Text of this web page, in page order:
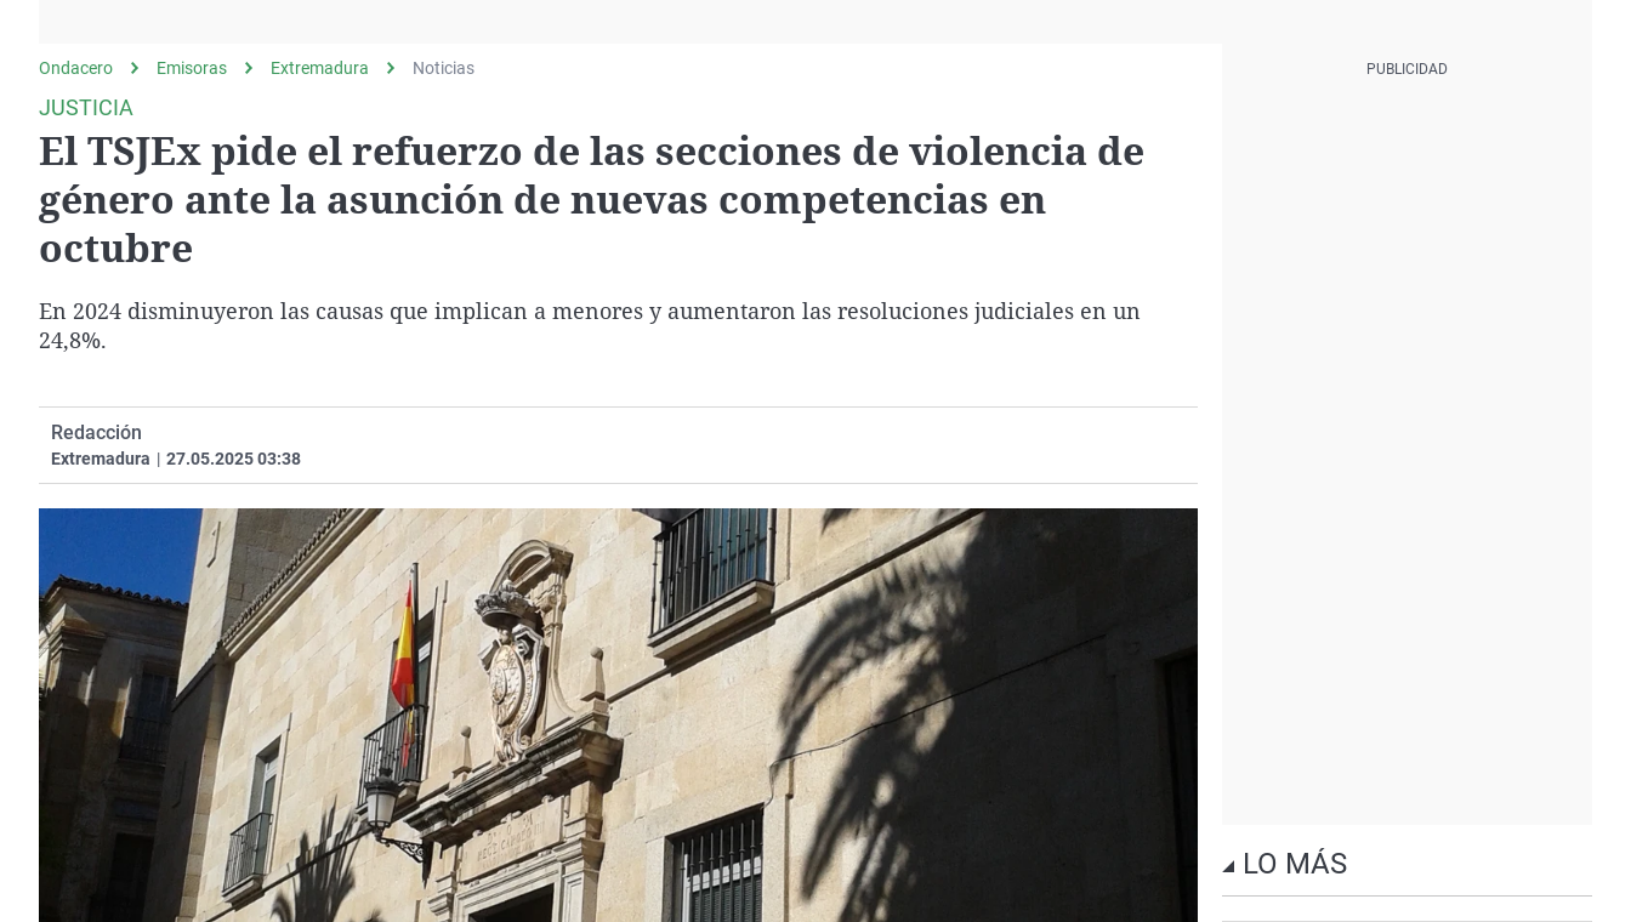
Operación Viuda
Negra
Ondacero Emisoras Extremadura Noticias
JUSTICIA
El TSJEx pide el refuerzo de las secciones de violencia de
género ante la asunción de nuevas competencias en
octubre
En 2024 disminuyeron las causas que implican a menores y aumentaron las resoluciones judiciales en un
24,8%.
Redacción
Extremadura | 27.05.2025 03:38
LO MÁS